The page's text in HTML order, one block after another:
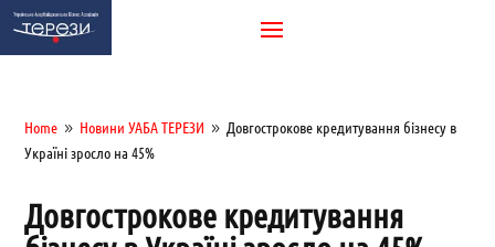
Home 9 Новини УАБА ТЕРЕЗИ 9 Довгострокове кредитування бізнесу в
Україні зросло на 45%
Довгострокове кредитування